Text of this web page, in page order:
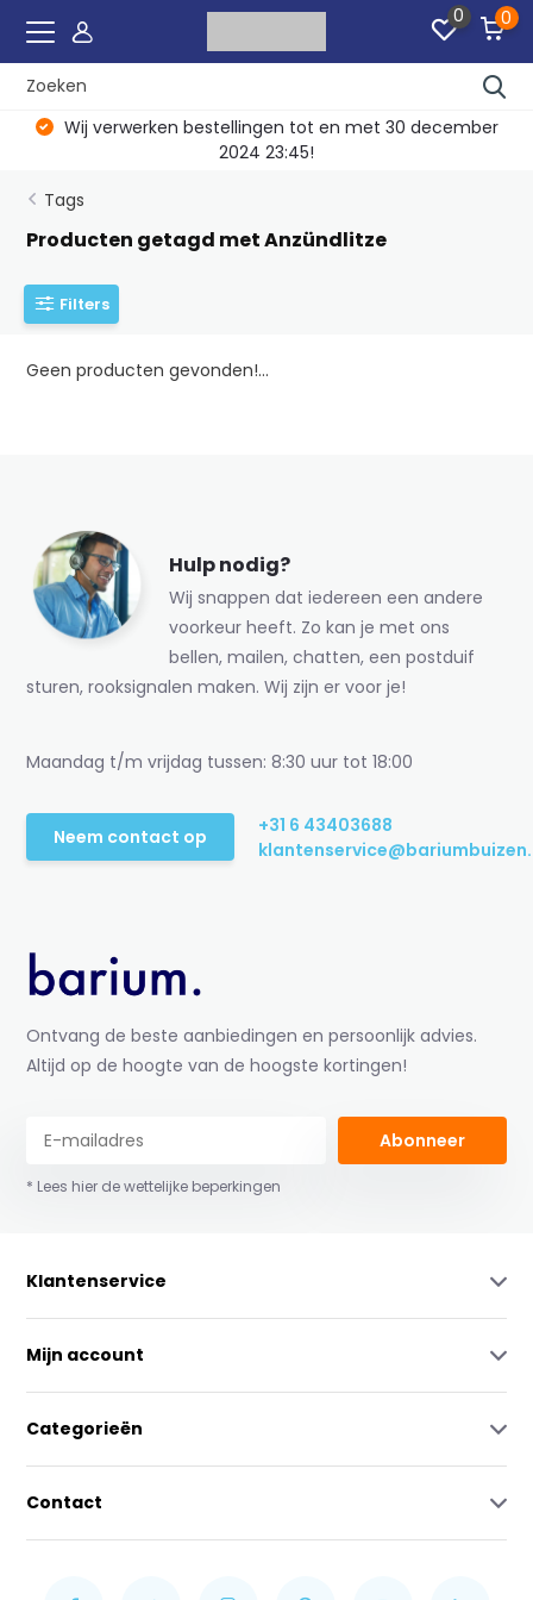
0 0
Wij verwerken bestellingen tot en met 30 december
2024 23:45!
Tags
Producten getagd met Anzündlitze
Filters
Geen producten gevonden!...
Hulp nodig?
Wij snappen dat iedereen een andere
voorkeur heeft. Zo kan je met ons
bellen, mailen, chatten, een postduif
sturen, rooksignalen maken. Wij zijn er voor je!
Maandag t/m vrijdag tussen: 8:30 uur tot 18:00
Neem contact op
+31 6 43403688
Ontvang de beste aanbiedingen en persoonlijk advies.
Altijd op de hoogte van de hoogste kortingen!
Abonneer
* Lees hier de wettelijke beperkingen
Klantenservice
Mijn account
Categorieën
Contact